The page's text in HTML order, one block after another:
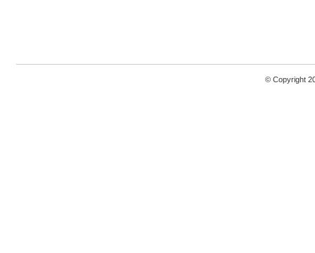
© Copyright